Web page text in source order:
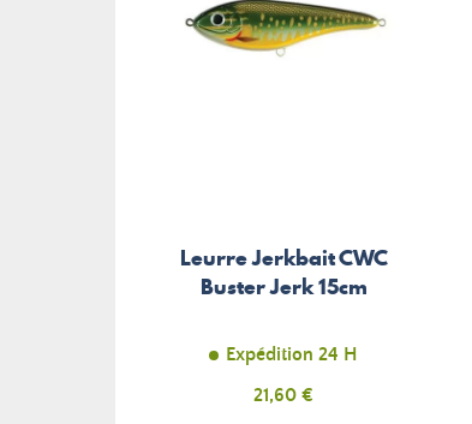
Leurre Jerkbait CWC
Buster Jerk 15cm
Expédition 24 H
Prix
21,60 €